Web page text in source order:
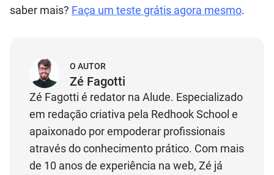
saber mais? Faça um teste grátis agora mesmo.
O AUTOR
Zé Fagotti
Zé Fagotti é redator na Alude. Especializado
em redação criativa pela Redhook School e
apaixonado por empoderar profissionais
através do conhecimento prático. Com mais
de 10 anos de experiência na web, Zé já